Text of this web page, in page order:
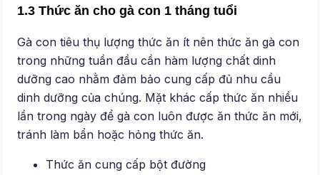
1.3 Thức ăn cho gà con 1 tháng tuổi
Gà con tiêu thụ lượng thức ăn ít nên thức ăn gà con
trong những tuần đầu cần hàm lượng chất dinh
dưỡng cao nhằm đảm bảo cung cấp đủ nhu cầu
dinh dưỡng của chúng. Mặt khác cấp thức ăn nhiều
lần trong ngày để gà con luôn được ăn thức ăn mới,
tránh làm bẩn hoặc hỏng thức ăn.
Thức ăn cung cấp bột đường